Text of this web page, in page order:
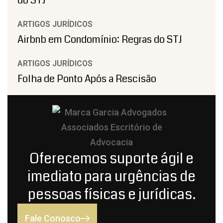
ARTIGOS JURÍDICOS
Airbnb em Condomínio: Regras do STJ
ARTIGOS JURÍDICOS
Folha de Ponto Após a Rescisão
Oferecemos suporte ágil e
imediato para urgências de
pessoas físicas e jurídicas.
Fale Conosco